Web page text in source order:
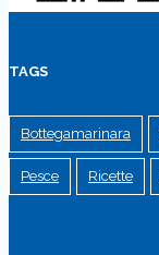
TAGS
Bottegamarinara
Pesce Ricette